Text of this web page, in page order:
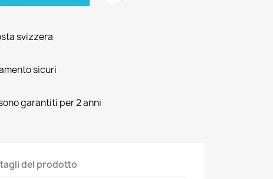
svizzera
sicuri
garantiti per 2 anni
del prodotto